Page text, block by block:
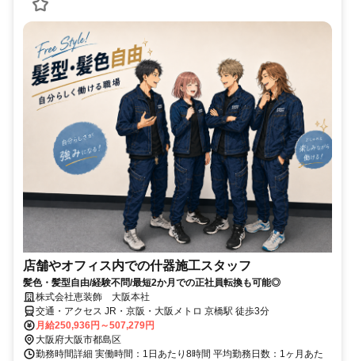
店舗やオフィス内での什器施工スタッフ
髪色・髪型自由/経験不問/最短2か月での正社員転換も可能◎
株式会社恵装飾 大阪本社
交通・アクセス JR・京阪・大阪メトロ 京橋駅 徒歩3分
月給250,936円～507,279円
大阪府大阪市都島区
勤務時間詳細 実働時間：1日あたり8時間 平均勤務日数：1ヶ月あた